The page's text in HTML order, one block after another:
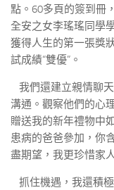
點。60多頁的簽到冊
全安之女李瑤瑤同學
獲得人生的第一張獎
試成績“雙優”。
我們還建立親情聊
溝通。觀察他們的心
贈送我的新年禮物中
患病的爸爸參加，你
盡期望，我更珍惜家
抓住機遇，我還積